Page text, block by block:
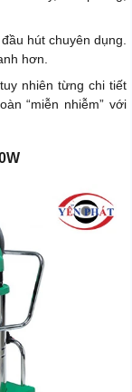
hút chuyên dụng.
hơn.
nhiên từng chi tiết
“miễn nhiễm” với